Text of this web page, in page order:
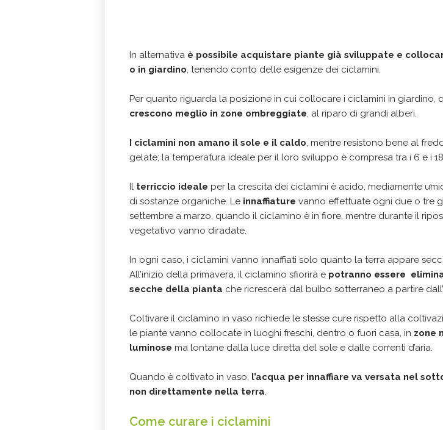
In alternativa è possibile acquistare piante già sviluppate e
o in giardino, tenendo conto delle esigenze dei ciclamini.
Per quanto riguarda la posizione in cui collocare i ciclamini in giardino,
crescono meglio in zone ombreggiate, al riparo di grandi alberi.
I ciclamini non amano il sole e il caldo, mentre resistono bene al
gelate; la temperatura ideale per il loro sviluppo è compresa tra i 6 e i
Il terriccio ideale per la crescita dei ciclamini è acido, mediamente
di sostanze organiche. Le innaffiature vanno effettuate ogni due o tre
settembre a marzo, quando il ciclamino è in fiore, mentre durante il
vegetativo vanno diradate.
In ogni caso, i ciclamini vanno innaffiati solo quanto la terra appare
All’inizio della primavera, il ciclamino sfiorirà e potranno essere
secche della pianta che ricrescerà dal bulbo sotterraneo a partire
Coltivare il ciclamino in vaso richiede le stesse cure rispetto alla
le piante vanno collocate in luoghi freschi, dentro o fuori casa, in zone
luminose ma lontane dalla luce diretta del sole e dalle correnti d’aria.
Quando è coltivato in vaso, l’acqua per innaffiare va versata nel
non direttamente nella terra.
Come curare i ciclamini